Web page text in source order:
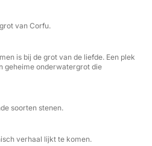
van Corfu.
is bij de grot van de liefde. Een plek
geheime onderwatergrot die
soorten stenen.
verhaal lijkt te komen.